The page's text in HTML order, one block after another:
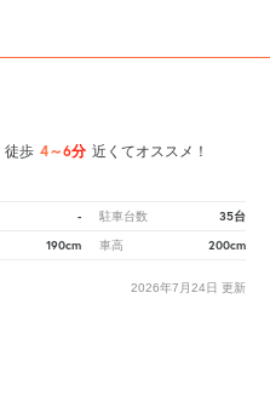
徒歩 4～6分 近くてオススメ！
- 駐車台数 35台
190cm 車高 200cm
2026年7月24日 更新